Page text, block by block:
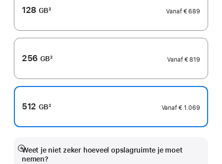
128 GB2 Vanaf € 689
256 GB2 Vanaf € 819
512 GB2 Vanaf € 1.069
Weet je niet zeker hoeveel opslagruimte je moet
nemen?
Meer